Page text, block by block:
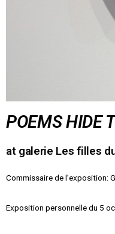
POEMS HIDE
at galerie Les filles
Commissaire de l’exposition:
Exposition personnelle du 5